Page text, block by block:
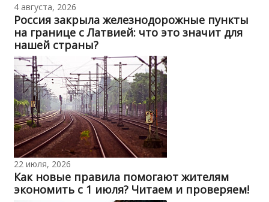
4 августа, 2026
Россия закрыла железнодорожные пункты
на границе с Латвией: что это значит для
нашей страны?
22 июля, 2026
Как новые правила помогают жителям
экономить с 1 июля? Читаем и проверяем!